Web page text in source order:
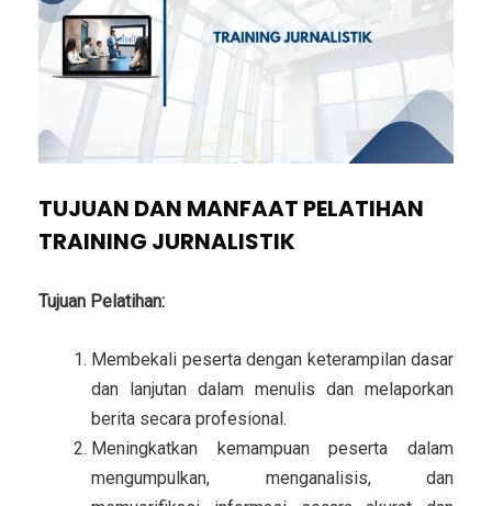
TUJUAN DAN MANFAAT PELATIHAN
TRAINING JURNALISTIK
Tujuan Pelatihan:
Membekali peserta dengan keterampilan dasar
dan lanjutan dalam menulis dan melaporkan
berita secara profesional.
Meningkatkan kemampuan peserta dalam
mengumpulkan, menganalisis, dan